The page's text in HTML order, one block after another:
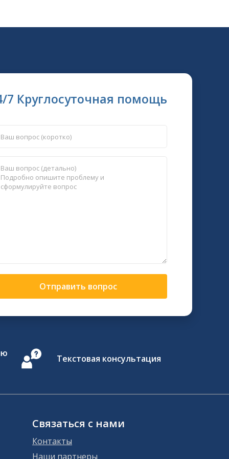
7 Круглосуточная помощь
Отправить вопрос
Текстовая консультация
Связаться с нами
Контакты
Наши партнеры